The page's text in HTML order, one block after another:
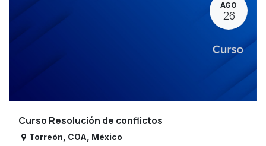
AGO
26
Curso Resolución de conflictos
Torreón COA México